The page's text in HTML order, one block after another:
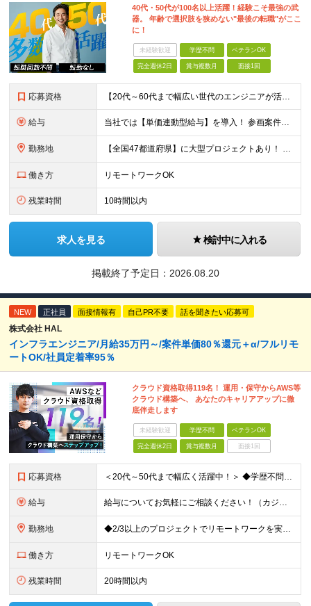
40代・50代が100名以上活躍！経験こそ最強の武
器。 年齢で選択肢を狭めない"最後の転職"がここ
に！
未経験歓迎 学歴不問 ベテランOK
完全週休2日 賞与複数月 面接1回
応募資格 【20代～60代まで幅広い世代のエンジニアが活躍してます】 ■学歴不問 ■転職回数不問 ■開発経験（年数不問）をお持ちの方
給与 当社では【単価連動型給与】を導入！ 参画案件の契約単価に連動して給与が決定。 還元率は単価の【70％～80％】と東証プライム上場グループとして高水準です！（社会保険料・教育コスト含む） ■関東：月給
勤務地 【全国47都道府県】に大型プロジェクトあり！ 主要勤務地： 北海道/宮城県/栃木県/埼玉県/千葉県/東京都/神奈川県/愛知県/大阪府/京都府/兵庫県/広島県/福岡県/熊本県 ※勤務エリアは、あなたの
働き方 リモートワークOK
残業時間 10時間以内
求人を見る 検討中に入れる
掲載終了予定日： 2026.08.20
NEW 正社員 面接情報有 自己PR不要 話を聞きたい応募可
株式会社 HAL
インフラエンジニア/月給35万円～/案件単価80％還元＋α/フルリモ
ートOK/社員定着率95％
クラウド資格取得119名！ 運用・保守からAWS等
クラウド構築へ、 あなたのキャリアアップに徹
底伴走します
未経験歓迎 学歴不問 ベテランOK
完全週休2日 賞与複数月 面接1回
応募資格 ＜20代～50代まで幅広く活躍中！＞ ◆学歴不問 ◆何らかのインフラ関連の実務経験 ★経験年数不問/運用監視レベルも歓迎 ＜こんな方は大歓迎！＞ ◎今の収入に不満がある ◎もっと上流の案件で活躍した
給与 給与についてお気軽にご相談ください！（カジュアル面談可能） 月給35万円～＋各種手当＋賞与2回 ※固定残業代は、時間外労働の有無に関わらず40時間分を87,500円～支給 ※超過分は別途支給 ※試用
勤務地 ◆2/3以上のプロジェクトでリモートワークを実施中！ ≪自社拠点≫ ・東京本社／東京都千代田区丸の内二丁目6番1号 丸の内パークビルディング6階 ・関西支社／⼤阪府⼤阪市中央区安⼟町2-3-13 ⼤
働き方 リモートワークOK
残業時間 20時間以内